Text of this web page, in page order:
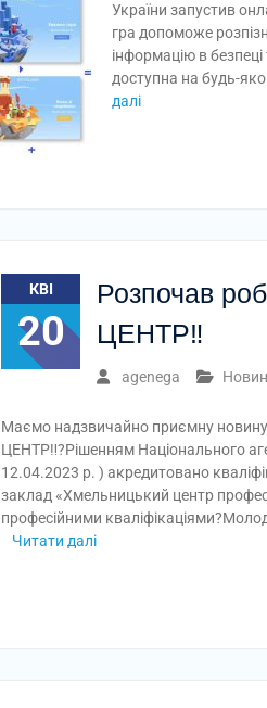
України запустив
гра допоможе
інформацію в
доступна на будь-
далі
КВІ
20
Розпочав
ЦЕНТР‼️
agenega
Маємо надзвичайно приємну
ЦЕНТР‼️?Рішенням Національного
12.04.2023 р. ) акредитовано
заклад «Хмельницький центр
професійними
Читати далі